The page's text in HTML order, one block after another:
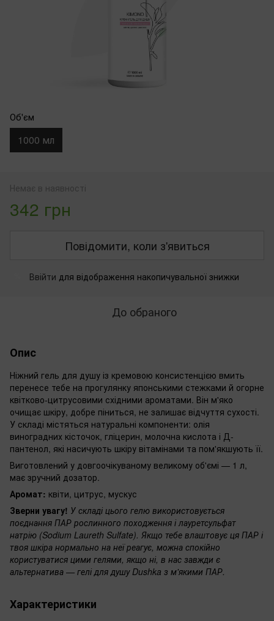
Об'єм
1000 мл
Немає в наявності
342 грн
Повідомити, коли з'явиться
Ввійти для відображення накопичувальної знижки
До обраного
Опис
Ніжний гель для душу із кремовою консистенцією вмить
перенесе тебе на прогулянку японськими стежками й огорне
квітково-цитрусовими східними ароматами. Він м'яко
очищає шкіру, добре піниться, не залишає відчуття сухості.
У складі містяться натуральні компоненти: олія
виноградних кісточок, гліцерин, молочна кислота і Д-
пантенол, які насичують шкіру вітамінами та пом'якшують її.
Виготовлений у довгоочікуваному великому об'ємі — 1 л,
має зручний дозатор.
Аромат: квіти, цитрус, мускус
Зверни увагу! У складі цього гелю використовується
поєднання ПАР рослинного походження і лауретсульфат
натрію (Sodium Laureth Sulfate). Якщо тебе влаштовує ця ПАР і
твоя шкіра нормально на неї реагує, можна спокійно
користуватися цими гелями, якщо ні, в нас завжди є
альтернатива — гелі для душу Dushka з м'якими ПАР.
Характеристики